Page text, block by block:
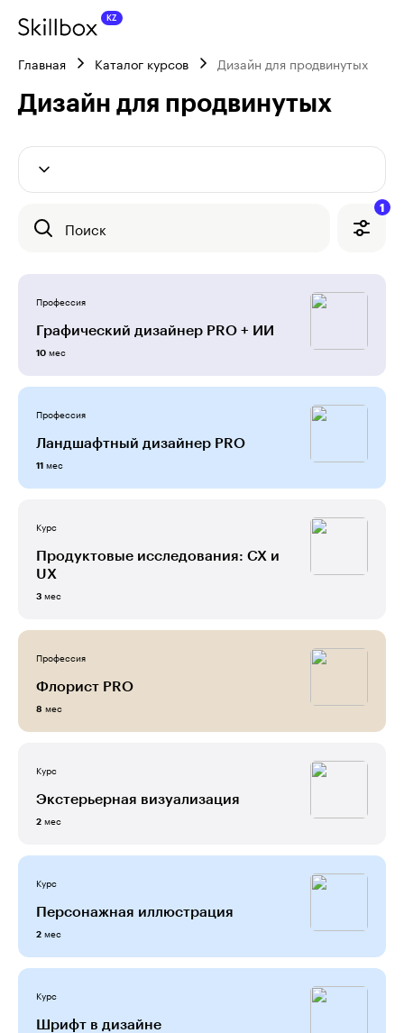
Главная Каталог курсов Дизайн для продвинутых
Дизайн для продвинутых
Поиск
1
Профессия
Графический дизайнер PRO + ИИ
10 мес
Профессия
Ландшафтный дизайнер PRO
11 мес
Курс
Продуктовые исследования: CX и
UX
3 мес
Профессия
Флорист PRO
8 мес
Курс
Экстерьерная визуализация
2 мес
Курс
Персонажная иллюстрация
2 мес
Курс
Шрифт в дизайне